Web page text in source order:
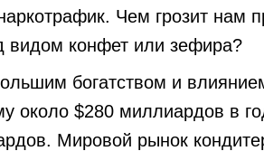
Чем грозит нам
видом конфет или зефира?
богатством и
около $280 миллиардов в
Мировой рынок